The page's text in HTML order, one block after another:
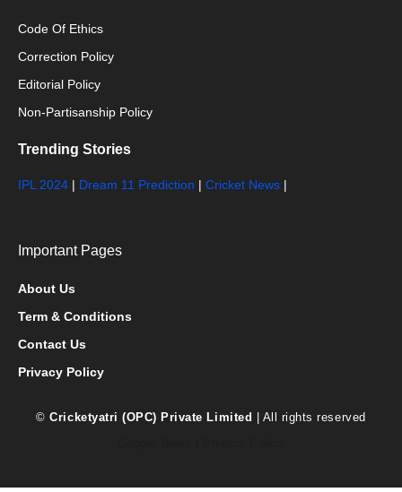
Code Of Ethics
Correction Policy
Editorial Policy
Non-Partisanship Policy
Trending Stories
IPL 2024 | Dream 11 Prediction | Cricket News |
Important Pages
About Us
Term & Conditions
Contact Us
Privacy Policy
©Cricketyatri (OPC) Private Limited
| All rights reserved